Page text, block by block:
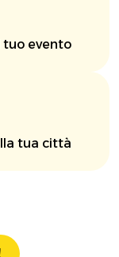
tuo evento
tua città